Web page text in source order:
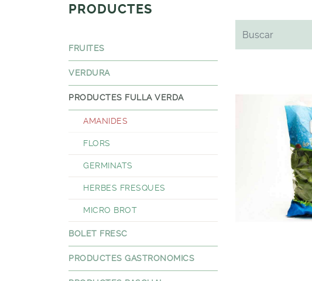
PRODUCTES
FRUITES
VERDURA
PRODUCTES FULLA VERDA
AMANIDES
FLORS
GERMINATS
HERBES FRESQUES
MICRO BROT
BOLET FRESC
PRODUCTES GASTRONOMICS